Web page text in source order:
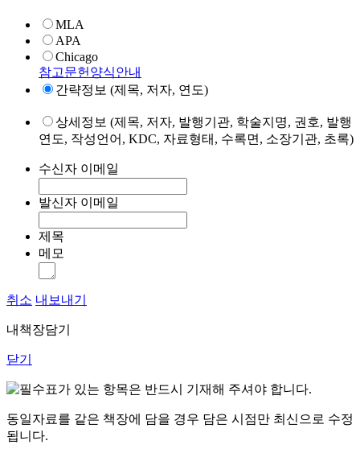
MLA
APA
Chicago
참고문헌양식안내
간략정보 (제목, 저자, 연도)
상세정보 (제목, 저자, 발행기관, 학술지명, 권호, 발행
연도, 작성언어, KDC, 자료형태, 수록면, 소장기관, 초록)
수신자 이메일
발신자 이메일
제목
메모
취소 내보내기
내책장담기
닫기
표가 있는 항목은 반드시 기재해 주셔야 합니다.
동일자료를 같은 책장에 담을 경우 담은 시점만 최신으로 수정
됩니다.